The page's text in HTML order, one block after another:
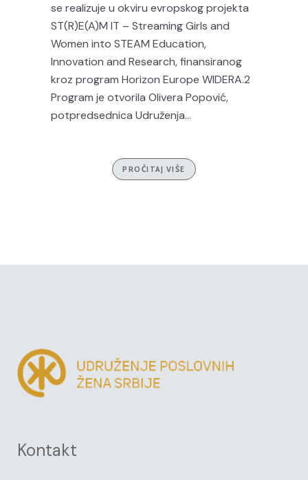
se realizuje u okviru evropskog projekta
ST(R)E(A)M IT – Streaming Girls and
Women into STEAM Education,
Innovation and Research, finansiranog
kroz program Horizon Europe WIDERA.2
Program je otvorila Olivera Popović,
potpredsednica Udruženja...
PROČITAJ VIŠE
Kontakt